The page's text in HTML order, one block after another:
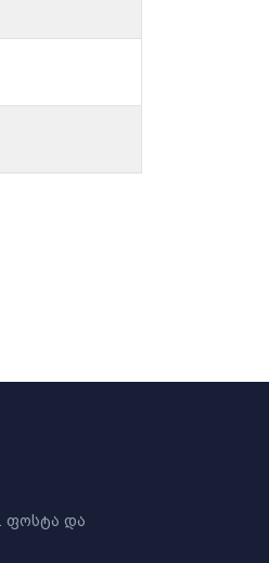
ფოსტა და